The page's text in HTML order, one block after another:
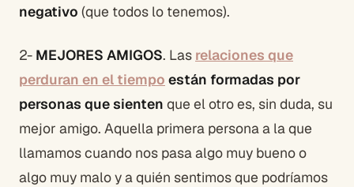
negativo (que todos lo tenemos).
2- MEJORES AMIGOS. Las relaciones que
perduran en el tiempo están formadas por
personas que sienten que el otro es, sin duda, su
mejor amigo. Aquella primera persona a la que
llamamos cuando nos pasa algo muy bueno o
algo muy malo y a quién sentimos que podríamos